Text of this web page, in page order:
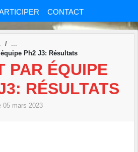
CONTACT
Ph2 J3: Résultats
PAR ÉQUIPE
RÉSULTATS
05 mars 2023